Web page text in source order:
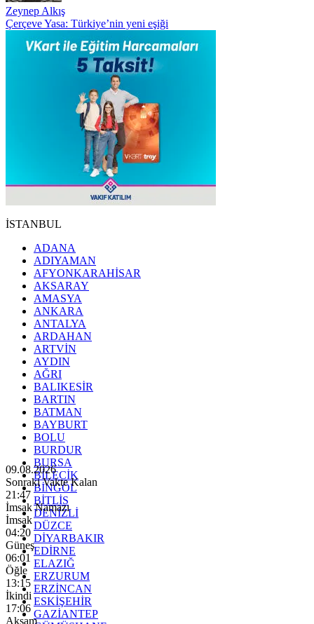
Zeynep Alkış
Çerçeve Yasa: Türkiye’nin yeni eşiği
İSTANBUL
ADANA
ADIYAMAN
AFYONKARAHİSAR
AKSARAY
AMASYA
ANKARA
ANTALYA
ARDAHAN
ARTVİN
AYDIN
AĞRI
BALIKESİR
BARTIN
BATMAN
BAYBURT
BOLU
BURDUR
BURSA
BİLECİK
BİNGÖL
BİTLİS
DENİZLİ
DÜZCE
DİYARBAKIR
EDİRNE
ELAZIĞ
ERZURUM
ERZİNCAN
ESKİŞEHİR
GAZİANTEP
09.08.2026
Sonraki Vakte Kalan
21:46
İmsak Namazı
İmsak
04:20
Güneş
06:01
Öğle
13:15
İkindi
17:06
Akşam